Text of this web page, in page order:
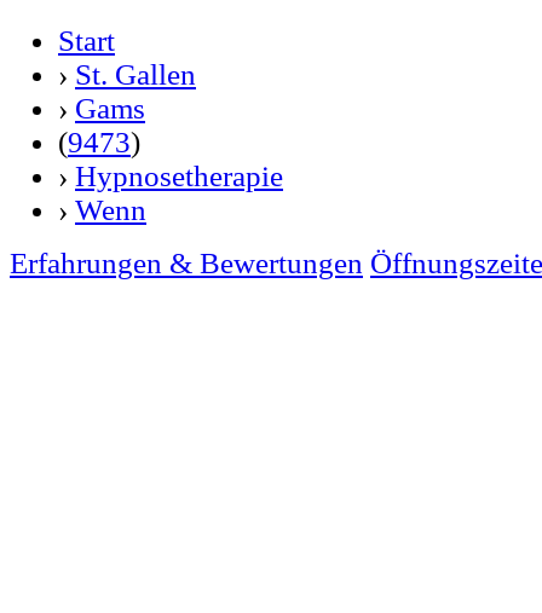
Start
› St. Gallen
› Gams
(9473)
› Hypnosetherapie
› Wenn
Erfahrungen & Bewertungen